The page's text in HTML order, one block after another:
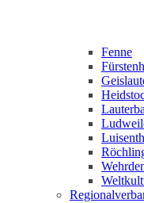
Fenne